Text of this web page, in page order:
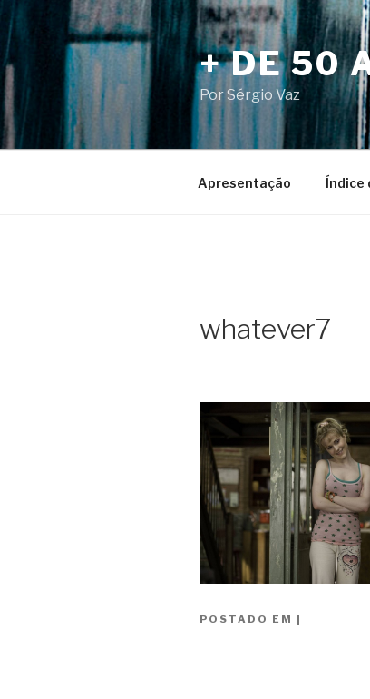
para
o
conteúdo
+ DE 50
Por Sérgio Vaz
Apresentação Índice
whatever7
POSTADO EM |